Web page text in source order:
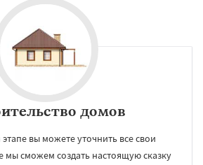
домов
вы можете уточнить все свои
мы сможем создать настоящую сказку